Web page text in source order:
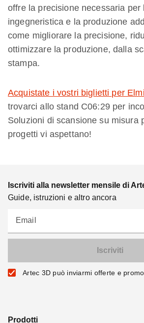
offre la precisione necessaria per
ingegneristica e la produzione
come migliorare la precisione,
ottimizzare la produzione, dalla
stampa.
Acquistate i vostri biglietti per
trovarci allo stand C06:29 per
Soluzioni di scansione su misura
progetti vi aspettano!
Iscriviti alla newsletter mensile di
Guide, istruzioni e altro ancora
Email
Artec 3D può inviarmi offerte e
Prodotti